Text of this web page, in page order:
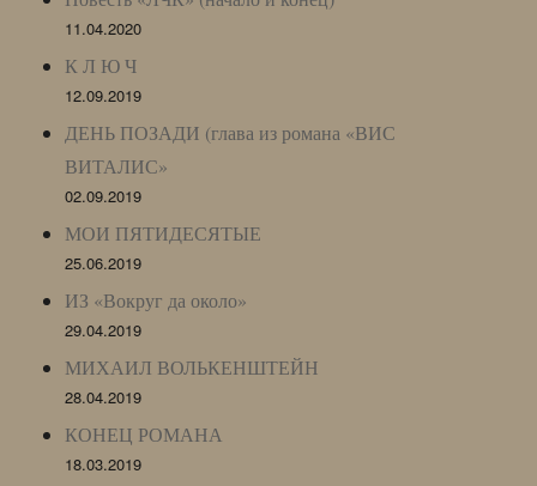
11.04.2020
К Л Ю Ч
12.09.2019
ДЕНЬ ПОЗАДИ (глава из романа «ВИС
ВИТАЛИС»
02.09.2019
МОИ ПЯТИДЕСЯТЫЕ
25.06.2019
ИЗ «Вокруг да около»
29.04.2019
МИХАИЛ ВОЛЬКЕНШТЕЙН
28.04.2019
КОНЕЦ РОМАНА
18.03.2019